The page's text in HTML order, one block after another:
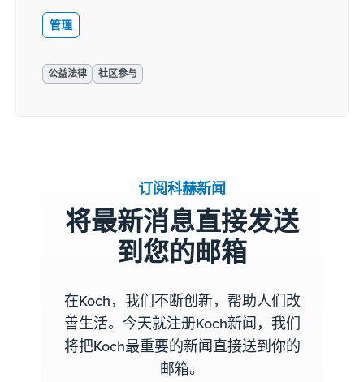
管理
公益法律 社区参与
订阅科赫新闻
将最新消息直接发送
到您的邮箱
在Koch，我们不断创新，帮助人们改
善生活。今天就注册Koch新闻，我们
将把Koch最重要的新闻直接送到你的
邮箱。